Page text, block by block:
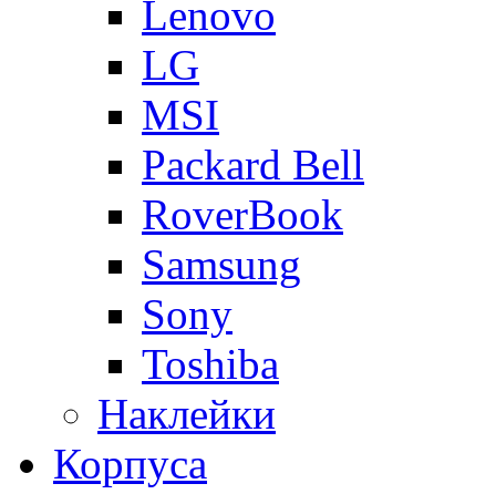
Lenovo
LG
MSI
Packard Bell
RoverBook
Samsung
Sony
Toshiba
Наклейки
Корпуса